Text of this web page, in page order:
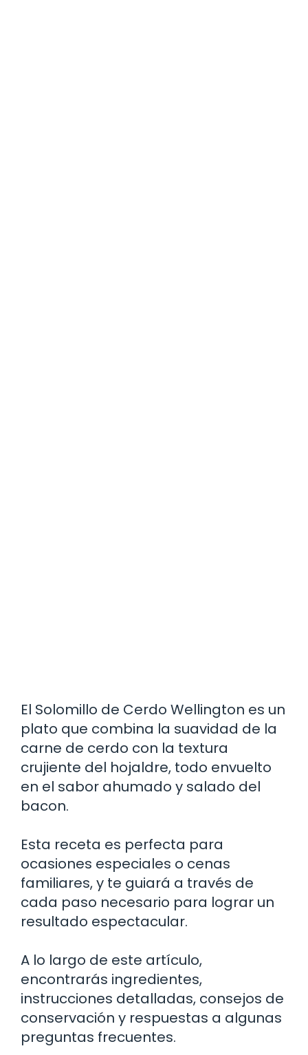
El Solomillo de Cerdo Wellington es un
plato que combina la suavidad de la
carne de cerdo con la textura
crujiente del hojaldre, todo envuelto
en el sabor ahumado y salado del
bacon.
Esta receta es perfecta para
ocasiones especiales o cenas
familiares, y te guiará a través de
cada paso necesario para lograr un
resultado espectacular.
A lo largo de este artículo,
encontrarás ingredientes,
instrucciones detalladas, consejos de
conservación y respuestas a algunas
preguntas frecuentes.